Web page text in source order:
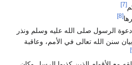
[7]
[8]
الرسول صلى الله عليه وسلم ونذر
سنن الله تعالى في الأمم، وعاقبة